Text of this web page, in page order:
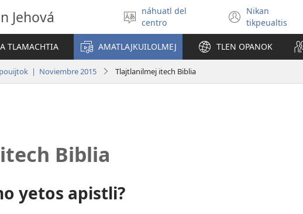
Jehová
se
tlajtoli
náhuatl del
centro
Nikan
tikpeualtis
(xiktlapo
okse
ventana)
TLAMACHTIA AMATLAJKUILOLMEJ TLEN OPANOK
| Noviembre 2015 Tlajtlanilmej itech Biblia
Biblia
yetos apistli?